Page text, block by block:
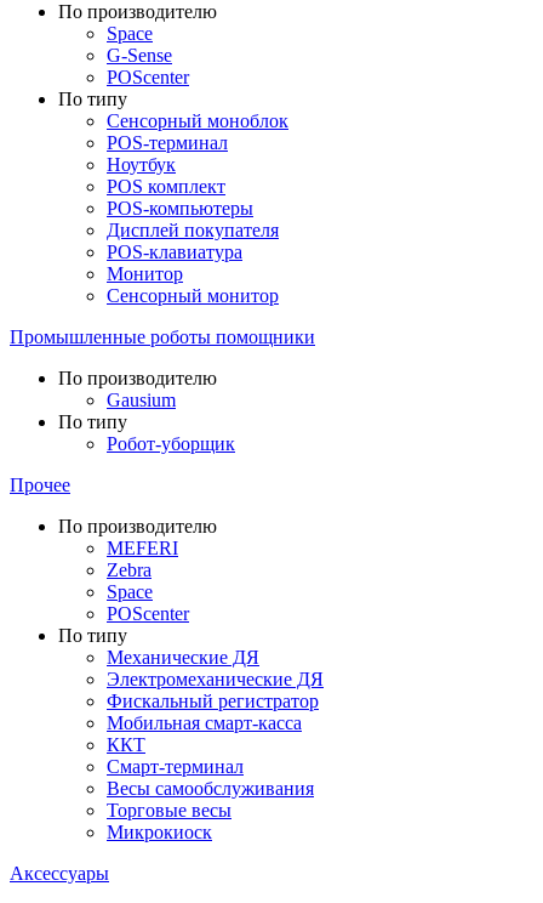
По производителю
Space
G-Sense
POScenter
По типу
Сенсорный моноблок
POS-терминал
Ноутбук
POS комплект
POS-компьютеры
Дисплей покупателя
POS-клавиатура
Монитор
Сенсорный монитор
Промышленные роботы помощники
По производителю
Gausium
По типу
Робот-уборщик
Прочее
По производителю
MEFERI
Zebra
Space
POScenter
По типу
Механические ДЯ
Электромеханические ДЯ
Фискальный регистратор
Мобильная смарт-касса
ККТ
Смарт-терминал
Весы самообслуживания
Торговые весы
Микрокиоск
Аксессуары